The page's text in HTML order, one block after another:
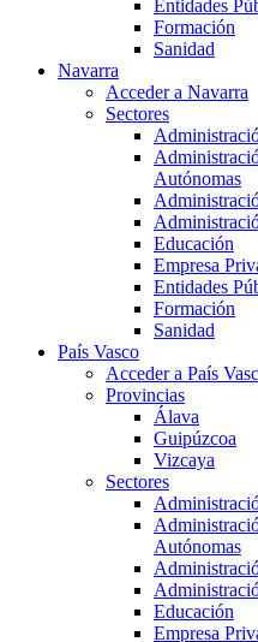
Entidades
Formación
Sanidad
Navarra
Acceder a Navarra
Sectores
Autónomas
Educación
Empresa
Entidades
Formación
Sanidad
País Vasco
Acceder a País
Provincias
Álava
Guipúzcoa
Vizcaya
Sectores
Autónomas
Educación
Empresa